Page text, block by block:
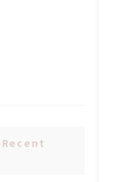
Recent